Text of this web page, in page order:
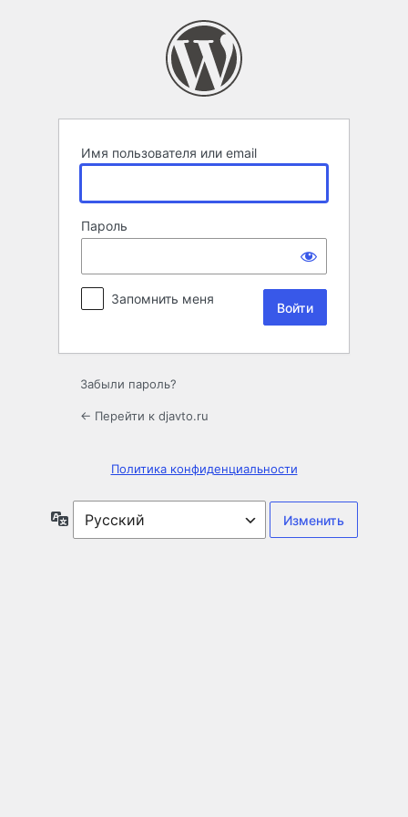
Имя пользователя или email
Пароль
Запомнить меня
Забыли пароль?
← Перейти к djavto.ru
Политика конфиденциальности
Язык